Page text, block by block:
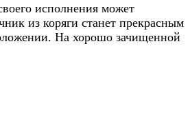
исполнения может
из коряги станет прекрасным
На хорошо зачищенной